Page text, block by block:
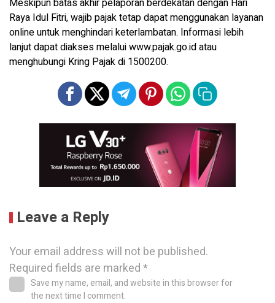
Raya Idul Fitri, wajib pajak tetap dapat menggunakan layanan
online untuk menghindari keterlambatan. Informasi lebih
lanjut dapat diakses melalui www.pajak.go.id atau
menghubungi Kring Pajak di 1500200.
Leave a Reply
Your email address will not be published.
Required fields are marked*
Save my name, email, and website in this browser for
the next time I comment.